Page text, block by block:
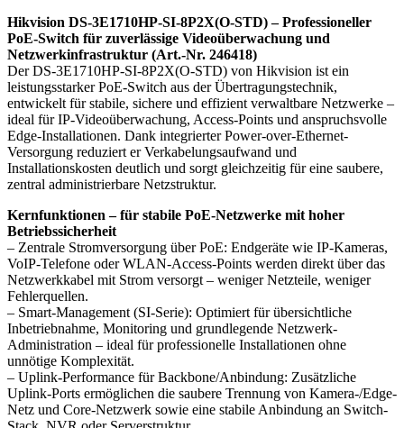
Hikvision DS-3E1710HP-SI-8P2X(O-STD) – Professioneller
PoE-Switch für zuverlässige Videoüberwachung und
Netzwerkinfrastruktur (Art.-Nr. 246418)
Der DS-3E1710HP-SI-8P2X(O-STD) von Hikvision ist ein
leistungsstarker PoE-Switch aus der Übertragungstechnik,
entwickelt für stabile, sichere und effizient verwaltbare Netzwerke –
ideal für IP-Videoüberwachung, Access-Points und anspruchsvolle
Edge-Installationen. Dank integrierter Power-over-Ethernet-
Versorgung reduziert er Verkabelungsaufwand und
Installationskosten deutlich und sorgt gleichzeitig für eine saubere,
zentral administrierbare Netzstruktur.
Kernfunktionen – für stabile PoE-Netzwerke mit hoher
Betriebssicherheit
– Zentrale Stromversorgung über PoE: Endgeräte wie IP-Kameras,
VoIP-Telefone oder WLAN-Access-Points werden direkt über das
Netzwerkkabel mit Strom versorgt – weniger Netzteile, weniger
Fehlerquellen.
– Smart-Management (SI-Serie): Optimiert für übersichtliche
Inbetriebnahme, Monitoring und grundlegende Netzwerk-
Administration – ideal für professionelle Installationen ohne
unnötige Komplexität.
– Uplink-Performance für Backbone/Anbindung: Zusätzliche
Uplink-Ports ermöglichen die saubere Trennung von Kamera-/Edge-
Netz und Core-Netzwerk sowie eine stabile Anbindung an Switch-